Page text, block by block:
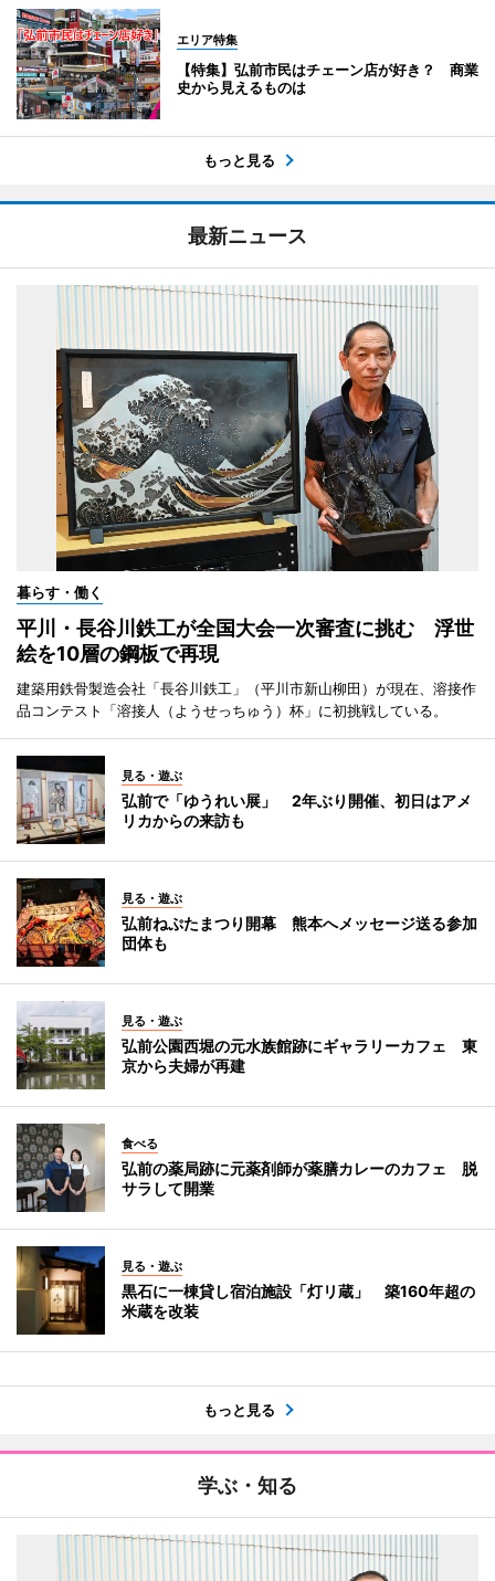
エリア特集
【特集】弘前市民はチェーン店が好き？ 商業
史から見えるものは
もっと見る
最新ニュース
暮らす・働く
平川・長谷川鉄工が全国大会一次審査に挑む 浮世
絵を10層の鋼板で再現
建築用鉄骨製造会社「長谷川鉄工」（平川市新山柳田）が現在、溶接作
品コンテスト「溶接人（ようせっちゅう）杯」に初挑戦している。
見る・遊ぶ
弘前で「ゆうれい展」 2年ぶり開催、初日はアメ
リカからの来訪も
見る・遊ぶ
弘前ねぷたまつり開幕 熊本へメッセージ送る参加
団体も
見る・遊ぶ
弘前公園西堀の元水族館跡にギャラリーカフェ 東
京から夫婦が再建
食べる
弘前の薬局跡に元薬剤師が薬膳カレーのカフェ 脱
サラして開業
見る・遊ぶ
黒石に一棟貸し宿泊施設「灯リ蔵」 築160年超の
米蔵を改装
もっと見る
学ぶ・知る